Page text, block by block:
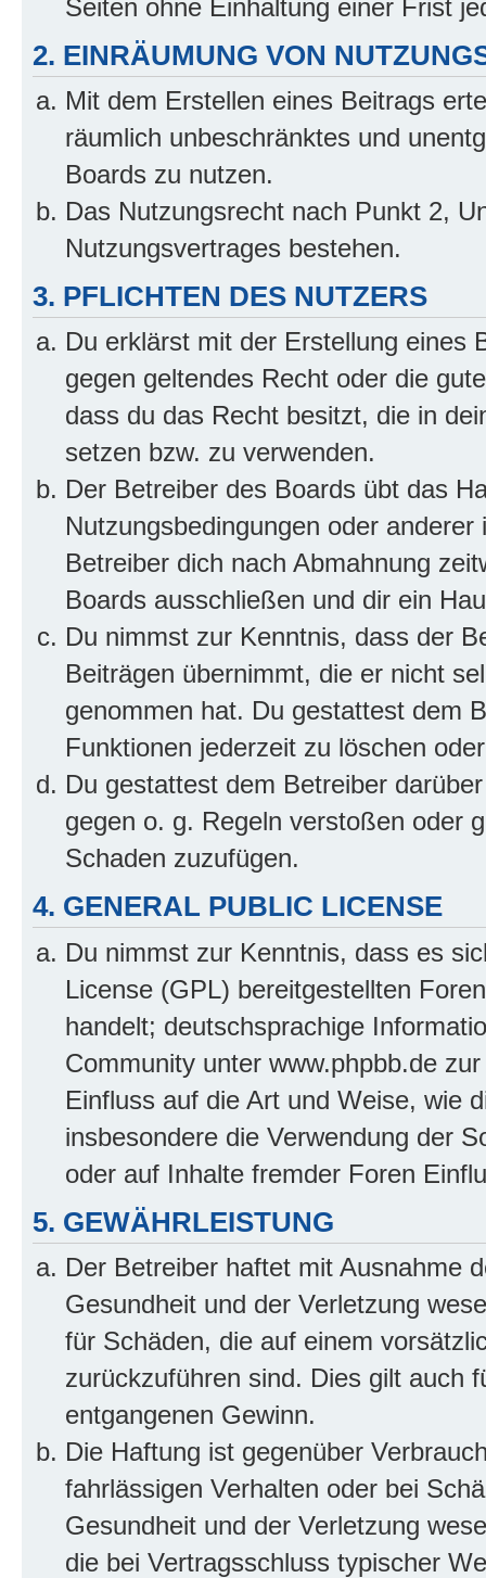
Seiten ohne Einhaltung einer Frist
2. EINRÄUMUNG VON
Mit dem Erstellen eines Beitrags
räumlich unbeschränktes und
Boards zu nutzen.
Das Nutzungsrecht nach Punkt 2,
Nutzungsvertrages bestehen.
3. PFLICHTEN DES NUTZERS
Du erklärst mit der Erstellung eines
gegen geltendes Recht oder die
dass du das Recht besitzt, die in
setzen bzw. zu verwenden.
Der Betreiber des Boards übt das
Nutzungsbedingungen oder
Betreiber dich nach Abmahnung
Boards ausschließen und dir ein
Du nimmst zur Kenntnis, dass der
Beiträgen übernimmt, die er nicht
genommen hat. Du gestattest dem
Funktionen jederzeit zu löschen
Du gestattest dem Betreiber
gegen o. g. Regeln verstoßen oder
Schaden zuzufügen.
4. GENERAL PUBLIC LICENSE
Du nimmst zur Kenntnis, dass es
License (GPL) bereitgestellten
handelt; deutschsprachige
Community unter www.phpbb.de
Einfluss auf die Art und Weise, wie
insbesondere die Verwendung der
oder auf Inhalte fremder Foren
5. GEWÄHRLEISTUNG
Der Betreiber haftet mit Ausnahme
Gesundheit und der Verletzung
für Schäden, die auf einem
zurückzuführen sind. Dies gilt auch
entgangenen Gewinn.
Die Haftung ist gegenüber
fahrlässigen Verhalten oder bei
Gesundheit und der Verletzung
die bei Vertragsschluss typischer